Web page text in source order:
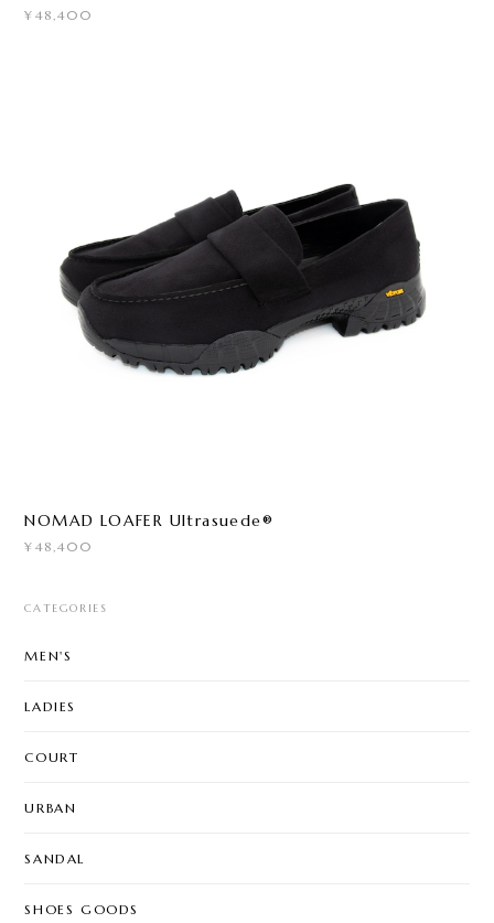
¥48,400
NOMAD LOAFER Ultrasuede®
¥48,400
CATEGORIES
MEN'S
LADIES
COURT
URBAN
SANDAL
SHOES GOODS